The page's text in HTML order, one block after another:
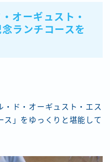
オーギュスト・
ランチコースを
・ド・オーギュスト・エス
ス」をゆっくりと堪能して